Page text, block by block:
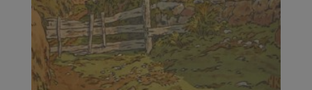
Henri Rivière Lith. 90 – Vieux moulin à
Loguivy, 1910 – Le Beau Pays de Bretagne
1 400 €TTC